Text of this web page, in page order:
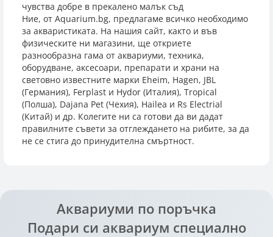
чувства добре в прекалено малък съд
Ние, от Aquarium.bg, предлагаме всичко необходимо
за акваристиката. На нашия сайт, както и във
физическите ни магазини, ще откриете
разнообразна гама от аквариуми, техника,
оборудване, аксесоари, препарати и храни на
световно известните марки Eheim, Hagen, JBL
(Германия), Ferplast и Hydor (Италия), Tropical
(Полша), Dajana Pet (Чехия), Hailea и Rs Еlectrial
(Китай) и др. Колегите ни са готови да ви дадат
правилните съвети за отглеждането на рибите, за да
не се стига до принудителна смъртност.
Аквариуми по поръчка
Подари си аквариум специално